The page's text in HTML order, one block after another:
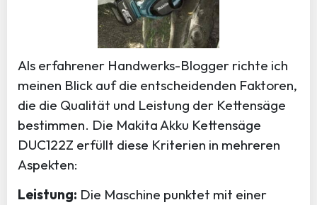
Als erfahrener Handwerks-Blogger richte ich
meinen Blick auf die entscheidenden Faktoren,
die die Qualität und Leistung der Kettensäge
bestimmen. Die Makita Akku Kettensäge
DUC122Z erfüllt diese Kriterien in mehreren
Aspekten:
Leistung: Die Maschine punktet mit einer